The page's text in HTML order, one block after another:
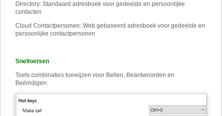
Directory: Standaard adresboek voor gedeelde en persoonlijke
contacten
Cloud Contactpersonen: Web gebaseerd adresboek voor gedeelde en
persoonlijke contactpersonen
Sneltoetsen
Toets combinaties toewijzen voor Bellen, Beantwoorden en
Beëindigen: